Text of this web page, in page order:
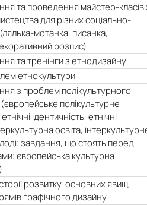
та проведення майстер-класів
для різних соціально-
мотанка, писанка,
розпис)
та тренінги з етнодизайну
етнокультури
з проблем полікультурного
полікультурне
ідентичність, етнічні
освіта,
завдання, що стоять перед
європейська культурна
розвитку, основних явищ,
графічного дизайну